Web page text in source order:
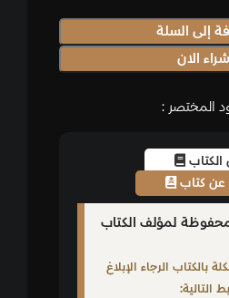
إلى السلة
شراء الان
المختصر :
الكتاب
عن كتاب
محفوظة لمؤلف الكتاب
الرجاء الإبلاغ
التالية: